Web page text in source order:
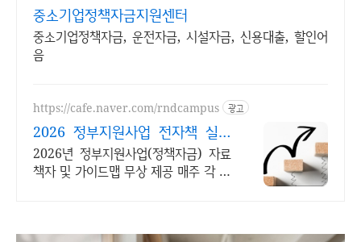
중소기업정책자금지원센터
중소기업정책자금, 운전자금, 시설자금, 신용대출, 할인어
음
https://cafe.naver.com/rndcampus 광고
2026 정부지원사업 전자책 실무
전문가 무료 웹세미나
2026년 정부지원사업(정책자금) 자료
책자 및 가이드맵 무상 제공 매주 각 분